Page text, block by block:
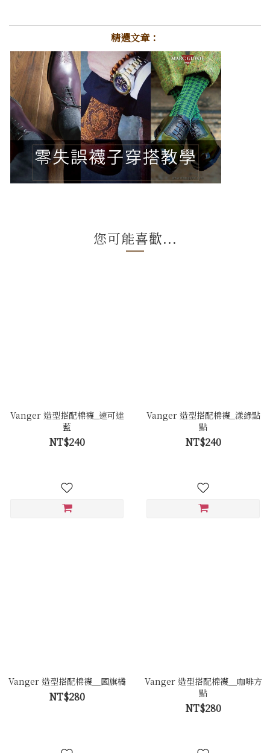
精選文章：
您可能喜歡...
Vanger 造型搭配棉襪_速可達
藍
NT$240
Vanger 造型搭配棉襪_漾綠點
點
NT$240
Vanger 造型搭配棉襪＿國旗橘
NT$280
Vanger 造型搭配棉襪＿咖啡方
點
NT$280